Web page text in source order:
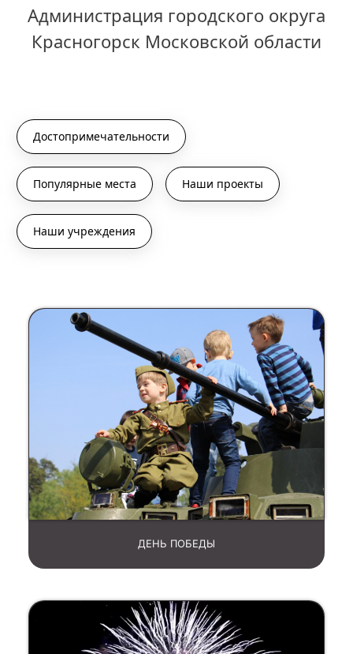
Администрация городского округа
Красногорск Московской области
Достопримечательности
Популярные места Наши проекты
Наши учреждения
ДЕНЬ ПОБЕДЫ